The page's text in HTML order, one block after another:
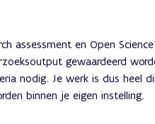
assessment en Open
gewaardeerd
nodig. Je werk is dus heel
binnen je eigen instelling.